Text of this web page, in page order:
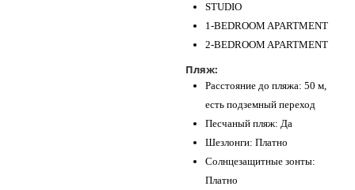
STUDIO
1-BEDROOM APARTMENT
2-BEDROOM APARTMENT
Пляж:
Расстояние до пляжа: 50 м,
есть подземный переход
Песчаный пляж: Да
Шезлонги: Платно
Солнцезащитные зонты:
Платно